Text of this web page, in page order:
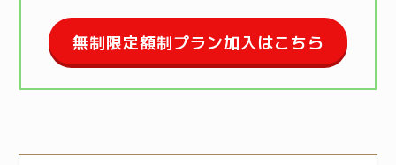
無制限定額制プラン加入はこちら